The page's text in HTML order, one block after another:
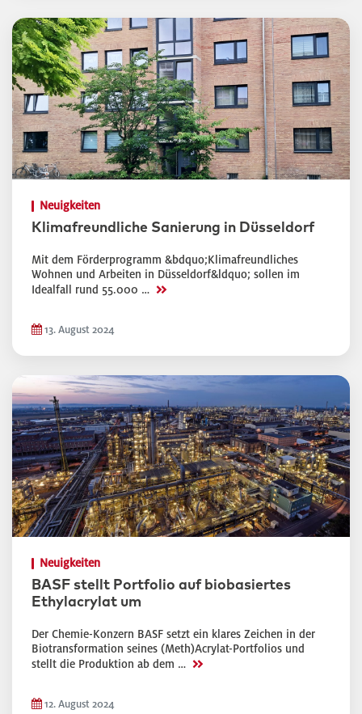
Neuigkeiten
Klimafreundliche Sanierung in Düsseldorf
Mit dem Förderprogramm &bdquo;Klimafreundliches
Wohnen und Arbeiten in Düsseldorf&ldquo; sollen im
Idealfall rund 55.000 … >>
13. August 2024
Neuigkeiten
BASF stellt Portfolio auf biobasiertes
Ethylacrylat um
Der Chemie-Konzern BASF setzt ein klares Zeichen in der
Biotransformation seines (Meth)Acrylat-Portfolios und
stellt die Produktion ab dem … >>
12. August 2024